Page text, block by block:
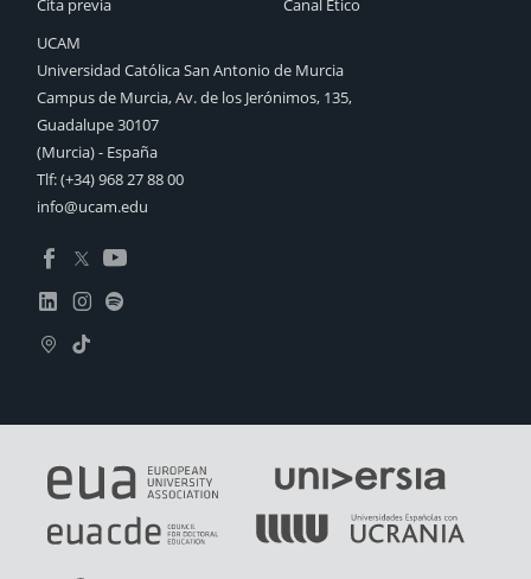
Cita previa
Canal Ético
UCAM
Universidad Católica San Antonio de Murcia
Campus de Murcia, Av. de los Jerónimos, 135,
Guadalupe 30107
(Murcia) - España
Tlf:(+34) 968 27 88 00
info@ucam.edu